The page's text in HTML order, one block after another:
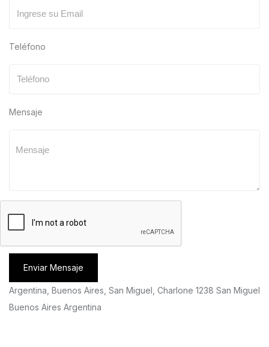
Teléfono
Mensaje
Enviar Mensaje
Argentina, Buenos Aires, San Miguel, Charlone 1238 San Miguel
Buenos Aires Argentina